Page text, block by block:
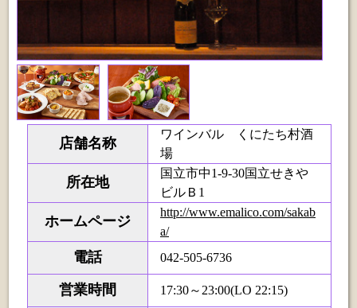
店舗名称
ワインバル くにたち村酒
場
所在地
国立市中1-9-30国立せきや
ビルＢ1
ホームページ
http://www.emalico.com/sakab
a/
電話 042-505-6736
営業時間 17:30～23:00(LO 22:15)